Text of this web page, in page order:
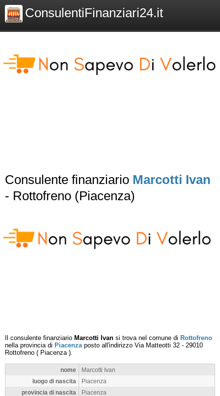
ConsulentiFinanziari24.it
Consulente finanziario Marcotti Ivan
- Rottofreno (Piacenza)
Il consulente finanziario Marcotti Ivan si trova nel comune di Rottofreno
nella provincia di Piacenzaposto all'indirizzo Via Matteotti 32 - 29010
Rottofreno ( Piacenza).
nome
Marcotti Ivan
luogo di nascita
Piacenza
provincia di nascita
Piacenza